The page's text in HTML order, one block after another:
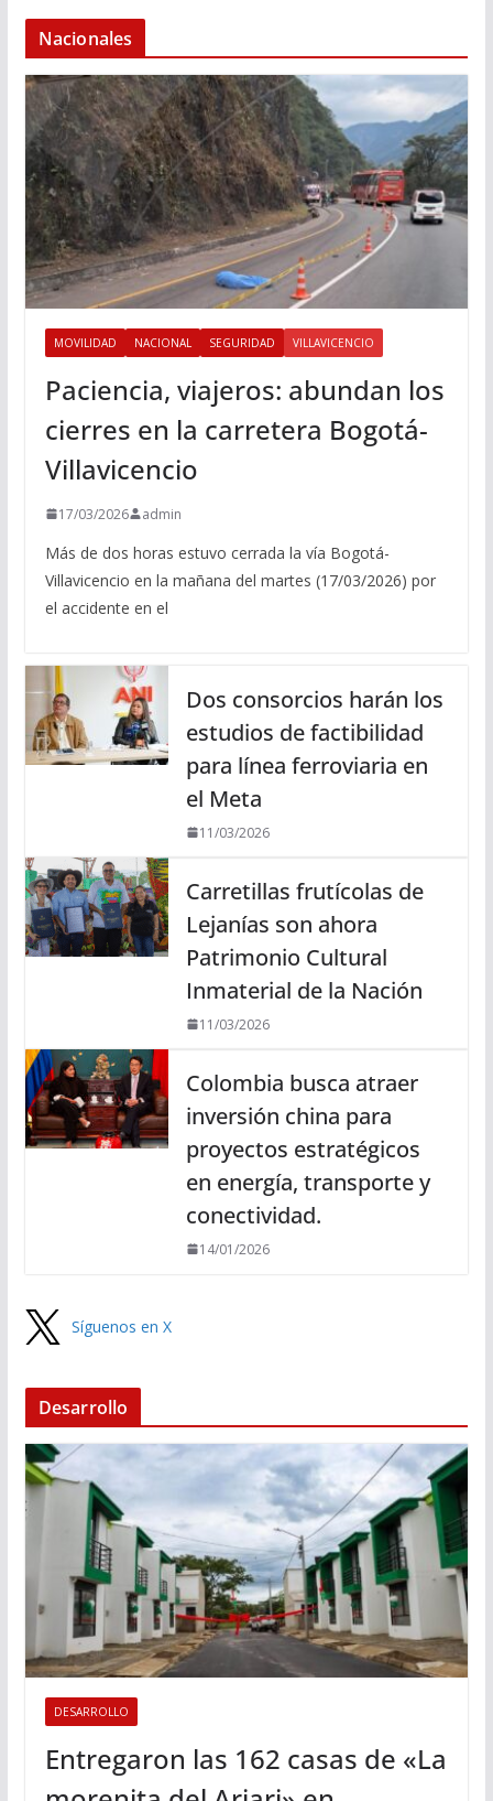
Nacionales
MOVILIDAD NACIONAL SEGURIDAD VILLAVICENCIO
Paciencia, viajeros: abundan los
cierres en la carretera Bogotá-
Villavicencio
17/03/2026 admin
Más de dos horas estuvo cerrada la vía Bogotá-
Villavicencio en la mañana del martes (17/03/2026) por
el accidente en el
Dos consorcios harán los
estudios de factibilidad
para línea ferroviaria en
el Meta
11/03/2026
Carretillas frutícolas de
Lejanías son ahora
Patrimonio Cultural
Inmaterial de la Nación
11/03/2026
Colombia busca atraer
inversión china para
proyectos estratégicos
en energía, transporte y
conectividad.
14/01/2026
Síguenos en X
Desarrollo
DESARROLLO
Entregaron las 162 casas de «La